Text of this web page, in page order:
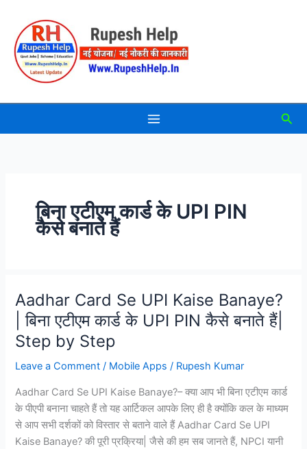
content
बिना एटीएम कार्ड के UPI PIN
कैसे बनाते हैं
Aadhar Card Se UPI Kaise Banaye?
| बिना एटीएम कार्ड के UPI PIN कैसे बनाते हैं|
Step by Step
Leave a Comment / Mobile Apps / Rupesh Kumar
Aadhar Card Se UPI Kaise Banaye?– क्या आप भी बिना एटीएम कार्ड
के पीएपी बनाना चाहते हैं तो यह आर्टिकल आपके लिए ही है क्योंकि कल के माध्यम
से आप सभी दर्शकों को विस्तार से बताने वाले हैं Aadhar Card Se UPI
Kaise Banaye? की पूरी प्रक्रिया| जैसे की हम सब जानते हैं, NPCI यानी